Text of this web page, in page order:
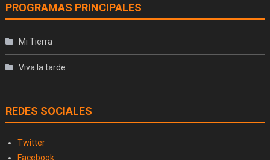
PROGRAMAS PRINCIPALES
Mi Tierra
Viva la tarde
REDES SOCIALES
Twitter
Facebook